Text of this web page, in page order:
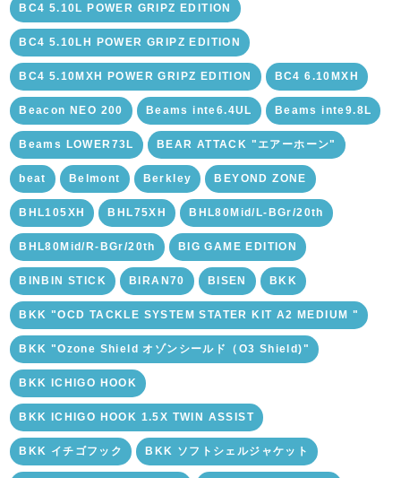
BC4 5.10L POWER GRIPZ EDITION
BC4 5.10LH POWER GRIPZ EDITION
BC4 5.10MXH POWER GRIPZ EDITION BC4 6.10MXH
Beacon NEO 200 Beams inte6.4UL Beams inte9.8L
Beams LOWER73L BEAR ATTACK "エアーホーン"
beat Belmont Berkley BEYOND ZONE
BHL105XH BHL75XH BHL80Mid/L-BGr/20th
BHL80Mid/R-BGr/20th BIG GAME EDITION
BINBIN STICK BIRAN70 BISEN BKK
BKK "OCD TACKLE SYSTEM STATER KIT A2 MEDIUM "
BKK "Ozone Shield オゾンシールド（O3 Shield)"
BKK ICHIGO HOOK
BKK ICHIGO HOOK 1.5X TWIN ASSIST
BKK イチゴフック BKK ソフトシェルジャケット